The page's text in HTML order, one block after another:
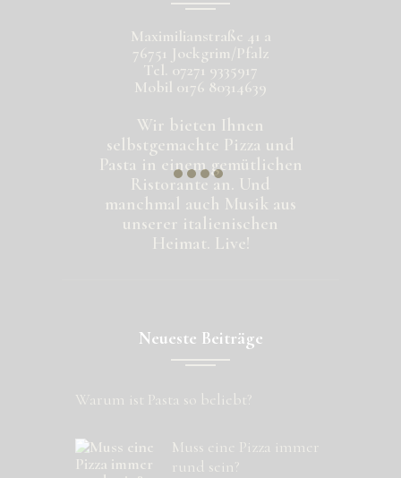
Maximilianstraße 41 a
76751 Jockgrim/Pfalz
Tel. 07271 9335917
Mobil 0176 80314639
Wir bieten Ihnen
selbstgemachte Pizza und
Pasta in einem gemütlichen
Ristorante an. Und
manchmal auch Musik aus
unserer italienischen
Heimat. Live!
Neueste Beiträge
Warum ist Pasta so beliebt?
Muss eine Pizza immer
rund sein?